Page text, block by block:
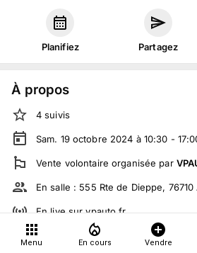
Planifiez Partagez
À propos
4 suivis
Sam. 19 octobre 2024 à 10:30 -
Vente volontaire organisée par
En salle : 555 Rte de Dieppe,
En livesurvpauto.fr
Tout le monde peut participer
Menu En cours Vendre